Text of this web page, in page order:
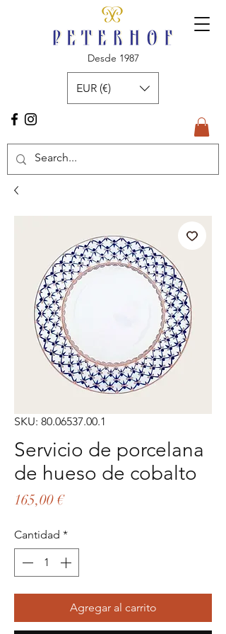
Desde 1987
EUR (€)
SKU: 80.06537.00.1
Servicio de porcelana
de hueso de cobalto
165,00 €Precio
Cantidad *
Agregar al carrito